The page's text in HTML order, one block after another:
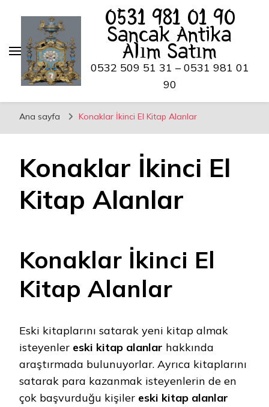
0531 981 01 90
Sancak Antika
Alım Satım
0532 509 51 31 – 0531 981 01
90
Ana sayfa Konaklar İkinci El Kitap Alanlar
Konaklar İkinci El
Kitap Alanlar
Konaklar İkinci El
Kitap Alanlar
Eski kitaplarını satarak yeni kitap almak
isteyenler eski kitap alanlar hakkında
araştırmada bulunuyorlar. Ayrıca kitaplarını
satarak para kazanmak isteyenlerin de en
çok başvurduğu kişiler eski kitap alanlar